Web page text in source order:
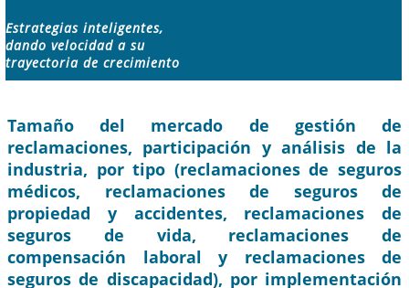
Estrategias inteligentes,
dando velocidad a su
trayectoria de crecimiento
Tamaño del mercado de gestión de
reclamaciones, participación y análisis de la
industria, por tipo (reclamaciones de seguros
médicos, reclamaciones de seguros de
propiedad y accidentes, reclamaciones de
seguros de vida, reclamaciones de
compensación laboral y reclamaciones de
seguros de discapacidad), por implementación